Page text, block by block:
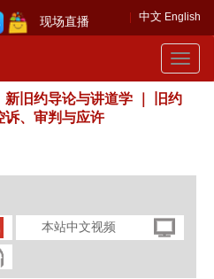
中文 English
现场直播
Toggle
新旧约导论与讲道学
⁠旧约
诉、审判与应许
本站中文视频